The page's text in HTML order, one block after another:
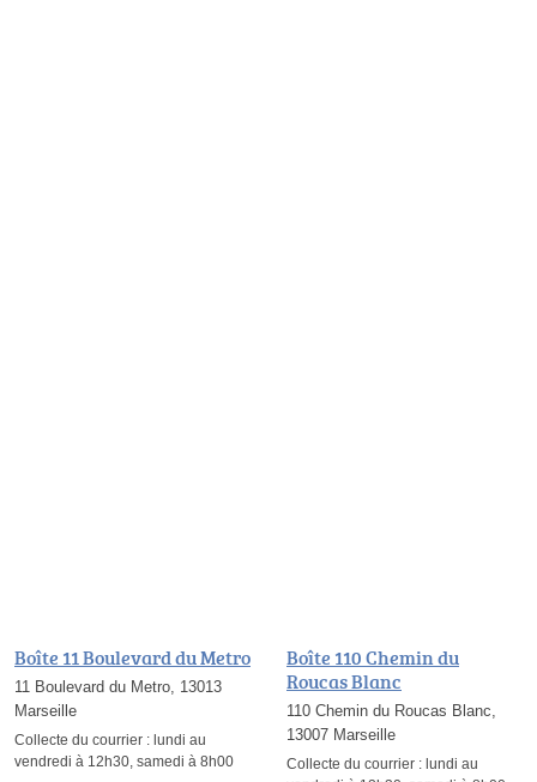
Boîte 11 Boulevard du Metro
11 Boulevard du Metro, 13013
Marseille
Collecte du courrier : lundi au
vendredi à 12h30, samedi à 8h00
Boîte 110 Chemin du
Roucas Blanc
110 Chemin du Roucas Blanc,
13007 Marseille
Collecte du courrier : lundi au